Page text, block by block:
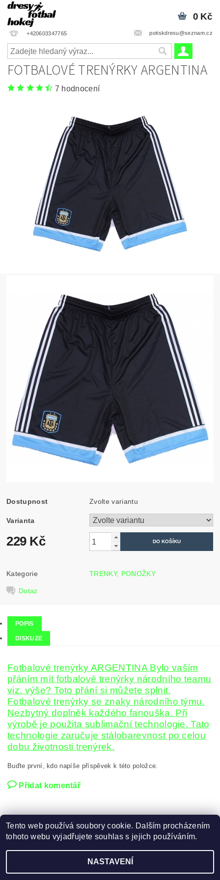
+420603347765 potiskdresu@seznam.cz
0 Kč
FOTBALOVÉ TRENÝRKY ARGENTINA
7 hodnocení
Dostupnost Zvolte variantu
Varianta
229 Kč
Kategorie TRENKY, PONOŽKY
Dotaz
POPIS
DISKUZE
Fotbalové trenýrky ARGENTINA Bylo vaším
přáním mít fotbalové trenýrky národního teamu
viz. výše? Toto přání si můžete splnit.
Fotbalové trenýrky se znaky národního týmu.
Nezbytný doplněk každého fanouška. Při
výrobě je použita sublimační technologie. Tato
technologie zaručuje stálobarevnost po celou
dobu životnosti trenýrek.
Buďte první, kdo napíše příspěvek k této položce.
Přidat komentář
Zboží.cz | Heureka.cz
2026 ©FOTBAL, HOKEJ DRESY, všechna práva vyhrazena
Tento web používá soubory cookie. Dalším procházením
tohoto webu vyjadřujete souhlas s jejich používáním.
NASTAVENÍ